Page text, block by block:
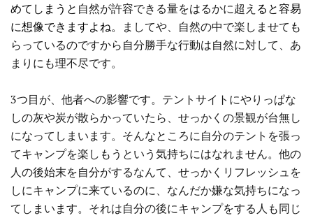
めてしまうと 自然が許容できる量をはるかに超え ると容易
に想像できますよね。
ましてや、自然の中で楽しませても
らっているのですから自分勝手な行動は自然に対して、あ
まりにも理不尽です。
3つ目が、他者への影響です。テントサイトにやりっぱな
しの灰や炭が散らかっていたら、せっかくの景観が台無し
になってしまいます。そんなところに自分のテントを張っ
てキャンプを楽しもうという気持ちにはなれません。他の
人の後始末を自分がするなんて、せっかくリフレッシュを
しにキャンプに来ているのに、なんだか嫌な気持ちになっ
てしまいます。それは自分の後にキャンプをする人も同じ